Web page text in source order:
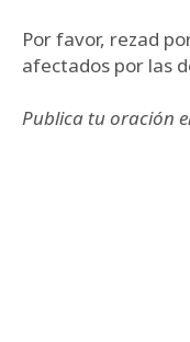
Por favor, rezad
afectados por las
Publica tu oración